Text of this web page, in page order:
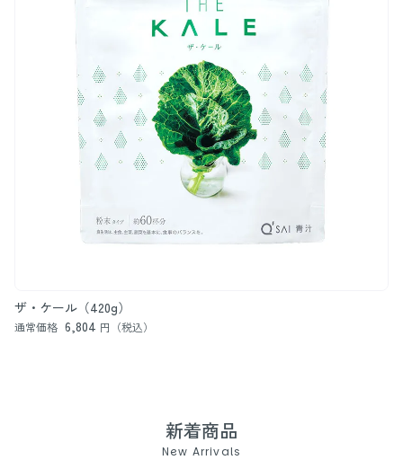
ザ・ケール（420g）
通常価格 6,804 円（税込）
新着商品
New Arrivals